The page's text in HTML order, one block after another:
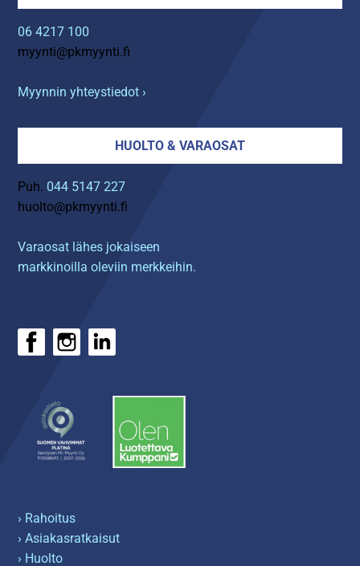
06 4217 100
myynti@pkmyynti.fi
Myynnin yhteystiedot ›
HUOLTO & VARAOSAT
Puh. 044 5147 227
huolto@pkmyynti.fi
Varaosat lähes jokaiseen
markkinoilla oleviin merkkeihin.
› Rahoitus
› Asiakasratkaisut
› Huolto